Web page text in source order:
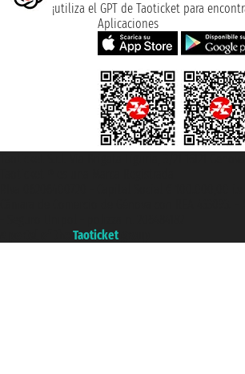
¡utiliza el GPT de Taoticket para
Aplicaciones
Taoticket